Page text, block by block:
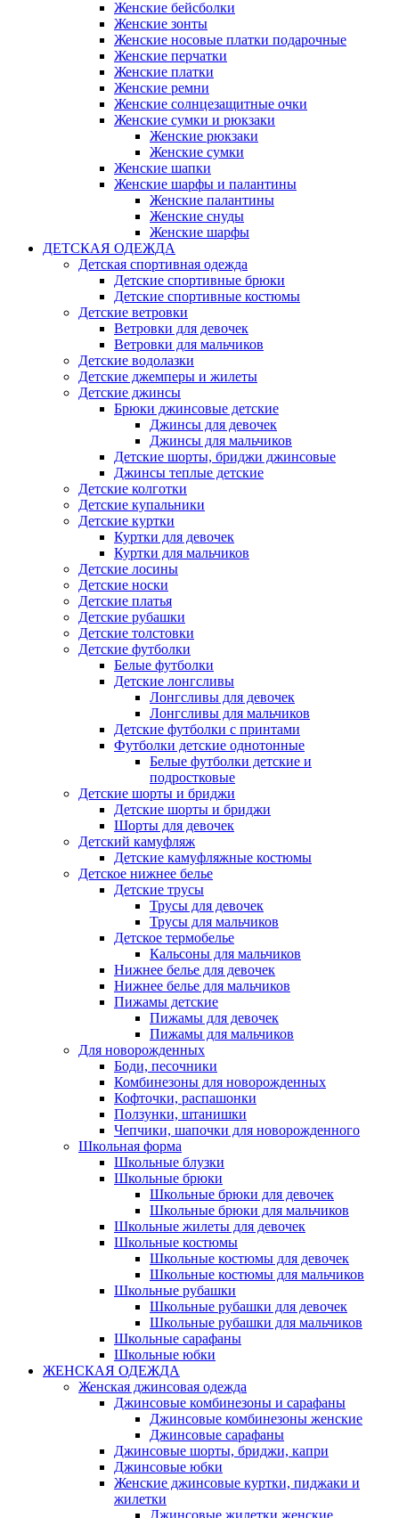
Женские бейсболки
Женские зонты
Женские носовые платки подарочные
Женские перчатки
Женские платки
Женские ремни
Женские солнцезащитные очки
Женские сумки и рюкзаки
Женские рюкзаки
Женские сумки
Женские шапки
Женские шарфы и палантины
Женские палантины
Женские снуды
Женские шарфы
ДЕТСКАЯ ОДЕЖДА
Детская спортивная одежда
Детские спортивные брюки
Детские спортивные костюмы
Детские ветровки
Ветровки для девочек
Ветровки для мальчиков
Детские водолазки
Детские джемперы и жилеты
Детские джинсы
Брюки джинсовые детские
Джинсы для девочек
Джинсы для мальчиков
Детские шорты, бриджи джинсовые
Джинсы теплые детские
Детские колготки
Детские купальники
Детские куртки
Куртки для девочек
Куртки для мальчиков
Детские лосины
Детские носки
Детские платья
Детские рубашки
Детские толстовки
Детские футболки
Белые футболки
Детские лонгсливы
Лонгсливы для девочек
Лонгсливы для мальчиков
Детские футболки с принтами
Футболки детские однотонные
Белые футболки детские и
подростковые
Детские шорты и бриджи
Детские шорты и бриджи
Шорты для девочек
Детский камуфляж
Детские камуфляжные костюмы
Детское нижнее белье
Детские трусы
Трусы для девочек
Трусы для мальчиков
Детское термобелье
Кальсоны для мальчиков
Нижнее белье для девочек
Нижнее белье для мальчиков
Пижамы детские
Пижамы для девочек
Пижамы для мальчиков
Для новорожденных
Боди, песочники
Комбинезоны для новорожденных
Кофточки, распашонки
Ползунки, штанишки
Чепчики, шапочки для новорожденного
Школьная форма
Школьные блузки
Школьные брюки
Школьные брюки для девочек
Школьные брюки для мальчиков
Школьные жилеты для девочек
Школьные костюмы
Школьные костюмы для девочек
Школьные костюмы для мальчиков
Школьные рубашки
Школьные рубашки для девочек
Школьные рубашки для мальчиков
Школьные сарафаны
Школьные юбки
ЖЕНСКАЯ ОДЕЖДА
Женская джинсовая одежда
Джинсовые комбинезоны и сарафаны
Джинсовые комбинезоны женские
Джинсовые сарафаны
Джинсовые шорты, бриджи, капри
Джинсовые юбки
Женские джинсовые куртки, пиджаки и
жилетки
Джинсовые жилетки женские